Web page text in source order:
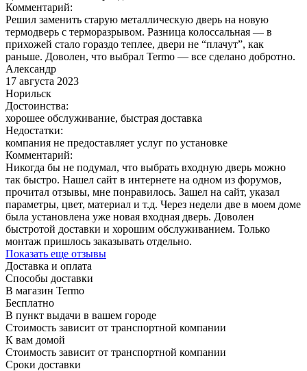
Комментарий:
Решил заменить старую металлическую дверь на новую
термодверь с терморазрывом. Разница колоссальная — в
прихожей стало гораздо теплее, двери не “плачут”, как
раньше. Доволен, что выбрал Termo — все сделано добротно.
Александр
17 августа 2023
Норильск
Достоинства:
хорошее обслуживание, быстрая доставка
Недостатки:
компания не предоставляет услуг по установке
Комментарий:
Никогда бы не подумал, что выбрать входную дверь можно
так быстро. Нашел сайт в интернете на одном из форумов,
прочитал отзывы, мне понравилось. Зашел на сайт, указал
параметры, цвет, материал и т.д. Через недели две в моем доме
была установлена уже новая входная дверь. Доволен
быстротой доставки и хорошим обслуживанием. Только
монтаж пришлось заказывать отдельно.
Показать еще отзывы
Доставка и оплата
Способы доставки
В магазин Termo
Бесплатно
В пункт выдачи в вашем городе
Стоимость зависит от транспортной компании
К вам домой
Стоимость зависит от транспортной компании
Сроки доставки